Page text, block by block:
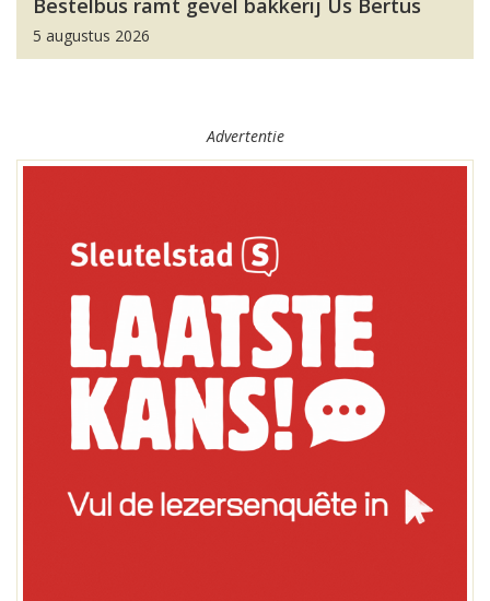
Bestelbus ramt gevel bakkerij Us Bertus
5 augustus 2026
Advertentie